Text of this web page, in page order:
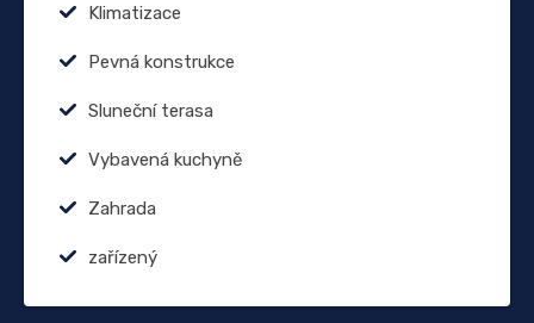
Klimatizace
Pevná konstrukce
Sluneční terasa
Vybavená kuchyně
Zahrada
zařízený